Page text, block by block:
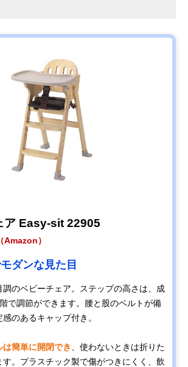
ア Easy-sit 22905
Amazon）
ダンな見た目
調のベビーチェア。ステップの高さは、成
で調節ができます。腰と股のベルトが備
のあるキャップ付き。
簡単に開閉でき
、使わないときは折りた
す。プラスチック製で傷がつきにくく、飲